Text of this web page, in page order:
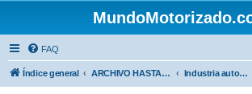
FAQ
Índice general ARCHIVO HASTA 2018 Industria automotriz